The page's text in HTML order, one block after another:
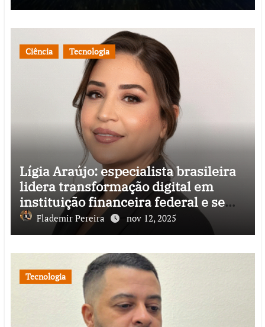
Ciência Tecnologia
Lígia Araújo: especialista brasileira
lidera transformação digital em
instituição financeira federal e se
destaca pela inovação de impacto
nacional
Flademir Pereira nov 12, 2025
Tecnologia